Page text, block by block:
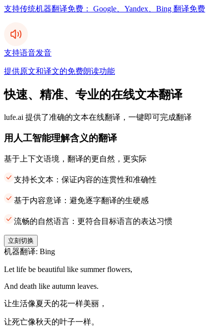
支持传统机器翻译免费： Google、Yandex、Bing 翻译免费
支持语音发音
提供原文和译文的免费朗读功能
快速、精准、专业的在线文本翻译
lufe.ai 提供了准确的文本在线翻译，一键即可完成翻译
用人工智能理解含义的翻译
基于上下文语境，翻译的更自然，更实际
支持长文本：保证内容的连贯性和准确性
基于内容意译：避免逐字翻译的生硬感
流畅的自然语言：更符合目标语言的表达习惯
立刻切换
机器翻译: Bing
Let life be beautiful like summer flowers,
And death like autumn leaves.
让生活像夏天的花一样美丽，
让死亡像秋天的叶子一样。